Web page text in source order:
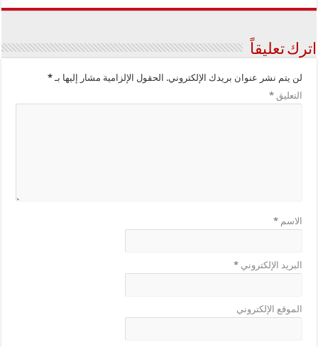
اترك تعليقاً
لن يتم نشر عنوان بريدك الإلكتروني. الحقول الإلزامية مشار إليها بـ*
التعليق*
الاسم*
البريد الإلكتروني*
الموقع الإلكتروني